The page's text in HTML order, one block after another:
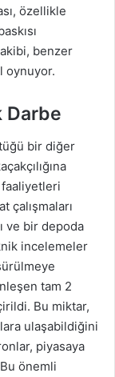
özellikle
benzer
oynuyor.
Darbe
bir diğer
faaliyetleri
çalışmaları
ve bir depoda
incelemeler
tam 2
Bu miktar,
ulaşabildiğini
piyasaya
önemli